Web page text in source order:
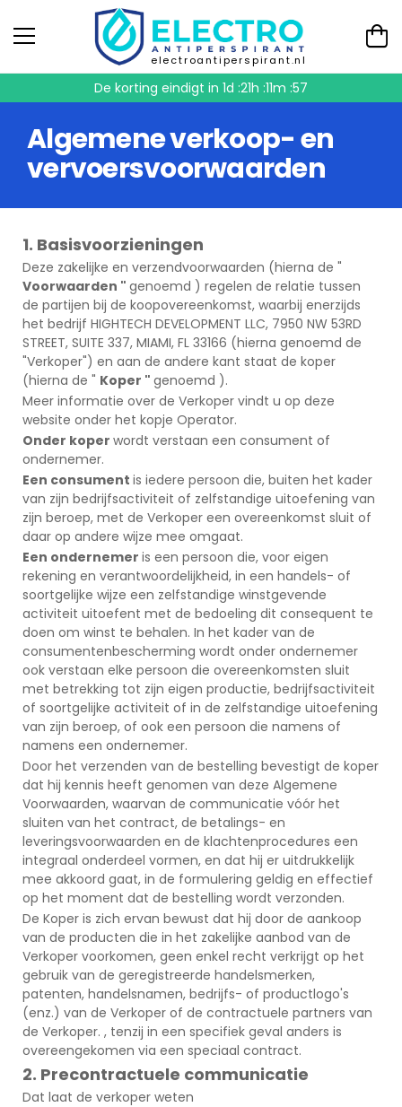
electroantiperspirant.nl
De korting eindigt in 1d :21h :11m :56
Algemene verkoop- en
vervoersvoorwaarden
1. Basisvoorzieningen
Deze zakelijke en verzendvoorwaarden (hierna de "
Voorwaarden " genoemd ) regelen de relatie tussen
de partijen bij de koopovereenkomst, waarbij enerzijds
het bedrijf HIGHTECH DEVELOPMENT LLC, 7950 NW 53RD
STREET, SUITE 337, MIAMI, FL 33166 (hierna genoemd de
"Verkoper") en aan de andere kant staat de koper
(hierna de " Koper " genoemd ).
Meer informatie over de Verkoper vindt u op deze
website onder het kopje Operator.
Onder koper wordt verstaan een consument of
ondernemer.
Een consument is iedere persoon die, buiten het kader
van zijn bedrijfsactiviteit of zelfstandige uitoefening van
zijn beroep, met de Verkoper een overeenkomst sluit of
daar op andere wijze mee omgaat.
Een ondernemer is een persoon die, voor eigen
rekening en verantwoordelijkheid, in een handels- of
soortgelijke wijze een zelfstandige winstgevende
activiteit uitoefent met de bedoeling dit consequent te
doen om winst te behalen. In het kader van de
consumentenbescherming wordt onder ondernemer
ook verstaan elke persoon die overeenkomsten sluit
met betrekking tot zijn eigen productie, bedrijfsactiviteit
of soortgelijke activiteit of in de zelfstandige uitoefening
van zijn beroep, of ook een persoon die namens of
namens een ondernemer.
Door het verzenden van de bestelling bevestigt de koper
dat hij kennis heeft genomen van deze Algemene
Voorwaarden, waarvan de communicatie vóór het
sluiten van het contract, de betalings- en
leveringsvoorwaarden en de klachtenprocedures een
integraal onderdeel vormen, en dat hij er uitdrukkelijk
mee akkoord gaat, in de formulering geldig en effectief
op het moment dat de bestelling wordt verzonden.
De Koper is zich ervan bewust dat hij door de aankoop
van de producten die in het zakelijke aanbod van de
Verkoper voorkomen, geen enkel recht verkrijgt op het
gebruik van de geregistreerde handelsmerken,
patenten, handelsnamen, bedrijfs- of productlogo's
(enz.) van de Verkoper of de contractuele partners van
de Verkoper. , tenzij in een specifiek geval anders is
overeengekomen via een speciaal contract.
2. Precontractuele communicatie
Dat laat de verkoper weten